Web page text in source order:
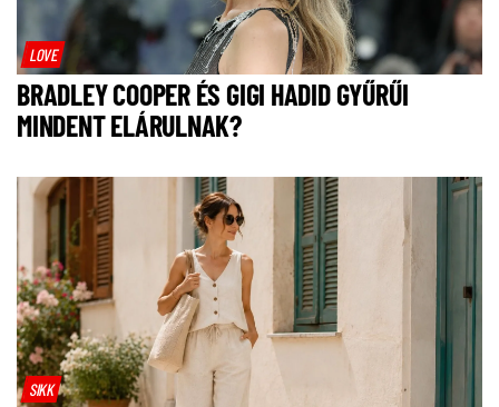
LOVE
BRADLEY COOPER ÉS GIGI HADID GYŰRŰI
MINDENT ELÁRULNAK?
SIKK